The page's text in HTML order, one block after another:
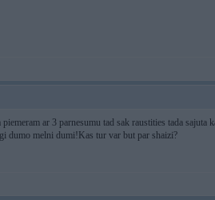
ar 3 parnesumu tad sak raustities tada sajuta
dumo melni dumi!Kas tur var but par shaizi?